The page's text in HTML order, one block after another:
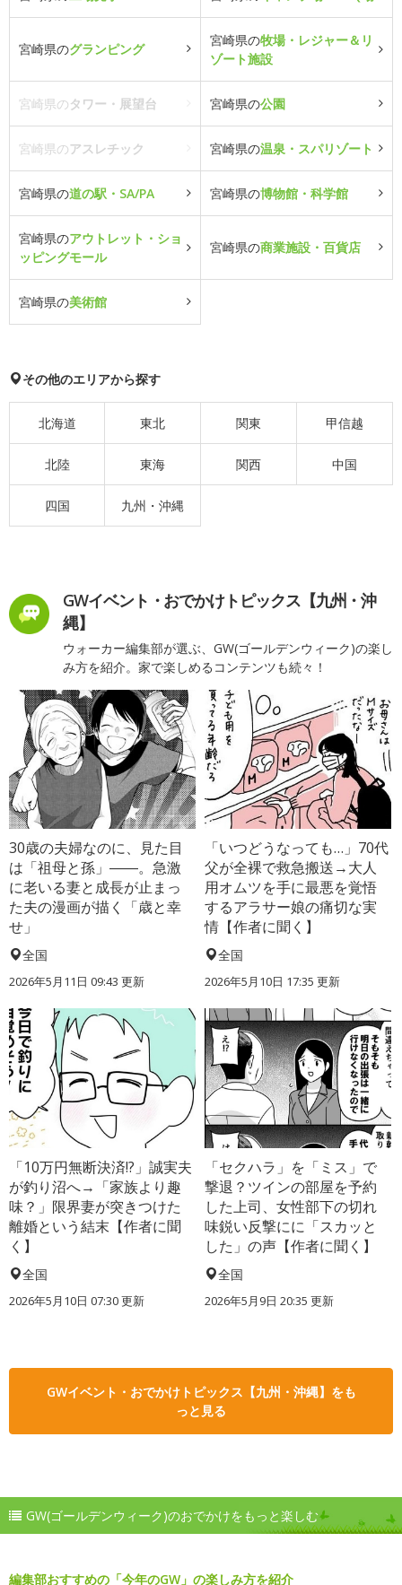
宮崎県のグランピング
宮崎県の牧場・レジャー＆リ
ゾート施設
宮崎県のタワー・展望台 宮崎県の公園
宮崎県のアスレチック 宮崎県の温泉・スパリゾート
宮崎県の道の駅・SA/PA 宮崎県の博物館・科学館
宮崎県のアウトレット・ショ
ッピングモール
宮崎県の商業施設・百貨店
宮崎県の美術館
その他のエリアから探す
北海道 東北 関東 甲信越
北陸 東海 関西 中国
四国 九州・沖縄
GWイベント・おでかけトピックス【九州・沖
縄】
ウォーカー編集部が選ぶ、GW(ゴールデンウィーク)の楽し
み方を紹介。家で楽しめるコンテンツも続々！
30歳の夫婦なのに、見た目
は「祖母と孫」――。急激
に老いる妻と成長が止まっ
た夫の漫画が描く「歳と幸
せ」
全国
2026年5月11日 09:43 更新
「いつどうなっても…」70代
父が全裸で救急搬送→大人
用オムツを手に最悪を覚悟
するアラサー娘の痛切な実
情【作者に聞く】
全国
2026年5月10日 17:35 更新
「10万円無断決済!?」誠実夫
が釣り沼へ→「家族より趣
味？」限界妻が突きつけた
離婚という結末【作者に聞
く】
全国
2026年5月10日 07:30 更新
「セクハラ」を「ミス」で
撃退？ツインの部屋を予約
した上司、女性部下の切れ
味鋭い反撃にに「スカッと
した」の声【作者に聞く】
全国
2026年5月9日 20:35 更新
GWイベント・おでかけトピックス【九州・沖縄】をも
っと見る
GW(ゴールデンウィーク)のおでかけをもっと楽しむ
編集部おすすめの「今年のGW」の楽しみ方を紹介